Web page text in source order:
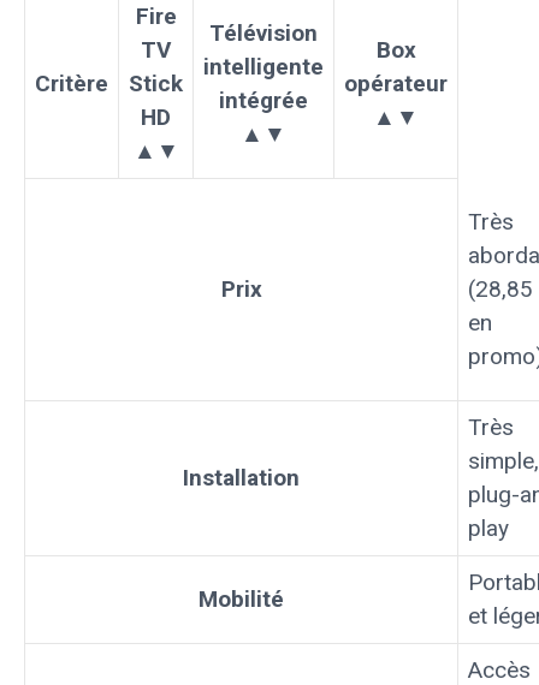
Critère
Fire
TV
Stick
HD
▲▼
Télévision
intelligente
intégrée
▲▼
Box
opérateur
▲▼
Prix
Très
(28,85
en
Installation
Très
simple,
plug-
play
Mobilité
et
Accès